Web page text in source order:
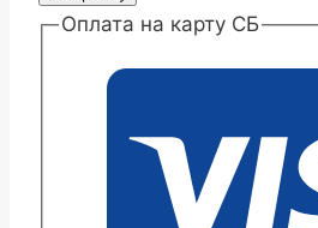
Хризантема
Диргар
Оплата на карту СБ